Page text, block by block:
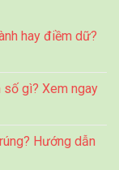
hay điềm dữ?
gì? Xem ngay
Hướng dẫn